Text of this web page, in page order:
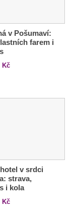
v Pošumaví:
farem i
Kč
v srdci
strava,
i kola
Kč